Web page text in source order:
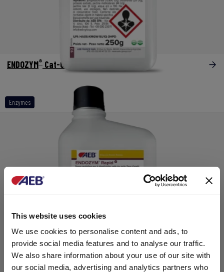
This website uses cookies
We use cookies to personalise content and ads, to
provide social media features and to analyse our traffic.
We also share information about your use of our site with
our social media, advertising and analytics partners who
Enzymes
ENDOZYM® Cat-0